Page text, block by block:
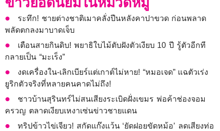
ระทึก! ชายต่างชาติเมาคลั่งปีนหลังคาปาขวด ก่อนพลาด
พลัดตกลงมาบาดเจ็บ
เตือนสายกินดิบ! พยาธิใบไม้ตับฝังตัวเงียบ 10 ปี รู้ตัวอีกที
กลายเป็น “มะเร็ง”
งดเครื่องใน-เลิกเบียร์แต่เกาต์ไม่หาย! “หมอเจด” แฉตัวเร่ง
ยูริกตัวจริงที่หลายคนคาดไม่ถึง!
ชาวบ้านสุรินทร์ไม่สนเสียงระเบิดฝั่งเขมร พ่อค้าช่องจอม
ครวญ ตลาดเงียบเหงาเซ่นข่าวชายแดน
ทริปข้าวไข่เจียว! สกัดแก๊งแว้น ‘ยัดฝอยขัดหม้อ’ ลดเสียงท่อ